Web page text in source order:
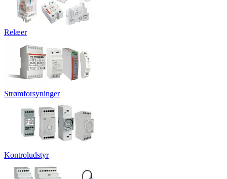
Relæer
Strømforsyninger
Kontroludstyr